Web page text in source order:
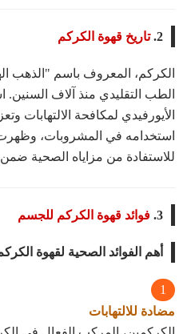
2. تاريخ قهوة الكركم
الكركم، المعروف باسم "الذهب
الطب التقليدي منذ آلاف
الأيورفيدي لمكافحة الالتهابات
استخدامه في المشروبات،
للاستفادة من مزاياه الصحية
3. فوائد قهوة الكركم للجسم
أهم الفوائد الصحية لقهوة
مضادة للالتهابات